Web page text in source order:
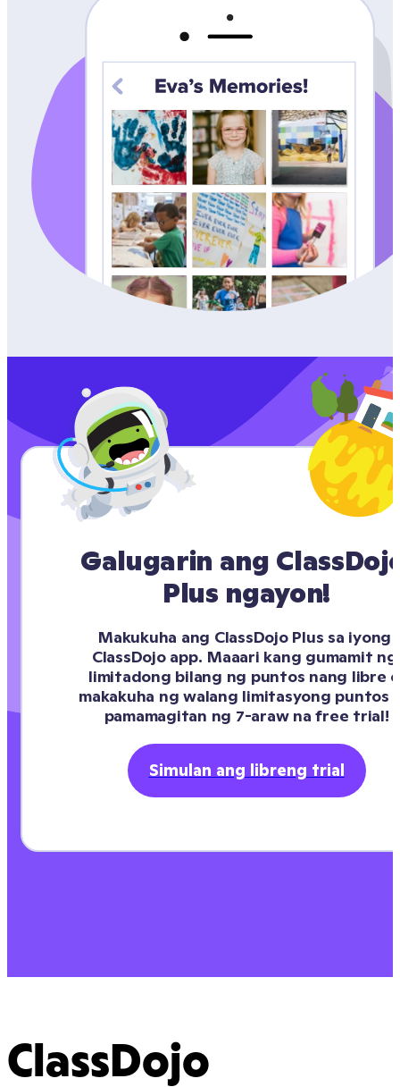
Galugarin ang
Plus ngayon!
Makukuha ang ClassDojo Plus sa iyong
ClassDojo app. Maaari kang gumamit ng
limitadong bilang ng puntos nang libre o
makakuha ng walang limitasyong puntos
pamamagitan ng 7-araw na free trial!
Simulan ang libreng trial
ClassDojo